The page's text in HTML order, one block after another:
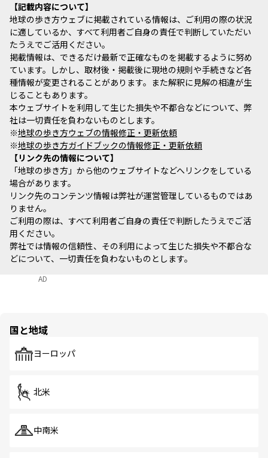
記載内容について
地球の歩き方ウェブに掲載されている情報は、ご利用の際の状況
に適しているか、すべて利用者ご自身の責任で判断していただい
たうえでご活用ください。
掲載情報は、できるだけ最新で正確なものを掲載するように努め
ています。しかし、取材後・掲載後に現地の規則や手続きなど各
種情報が変更されることがあります。また解釈に見解の相違が生
じることもあります。
本ウェブサイトを利用して生じた損失や不都合などについて、弊
社は一切責任を負わないものとします。
※地球の歩き方ウェブの情報修正・更新依頼
※地球の歩き方ガイドブックの情報修正・更新依頼
リンク先の情報について
「地球の歩き方」から他のウェブサイトなどへリンクをしている
場合があります。
リンク先のコンテンツ情報は弊社が運営管理しているものではあ
りません。
ご利用の際は、すべて利用者ご自身の責任で判断したうえでご活
用ください。
弊社では情報の信頼性、その利用によって生じた損失や不都合な
どについて、一切責任を負わないものとします。
AD
国と地域
ヨーロッパ
北米
中南米